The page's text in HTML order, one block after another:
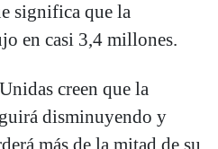
significa que la
en casi 3,4 millones.
creen que la
disminuyendo y
más de la mitad de su